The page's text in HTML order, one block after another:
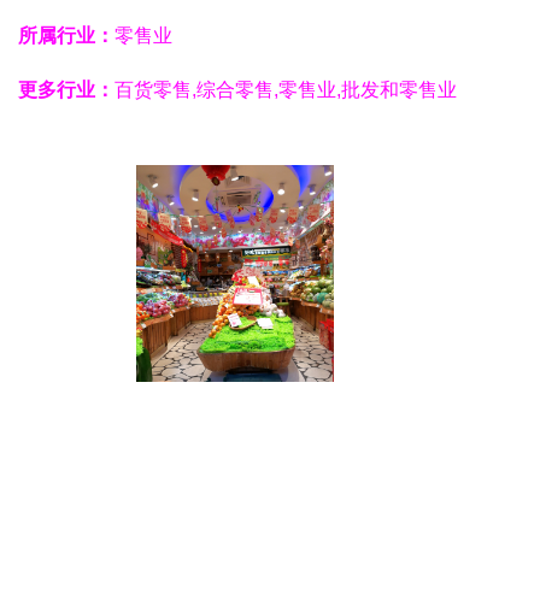
所属行业： 零售业
更多行业： 百货零售,综合零售,零售业,批发和零售业